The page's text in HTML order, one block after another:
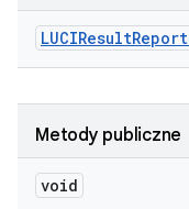
LUCIResult
Metody publiczne
void